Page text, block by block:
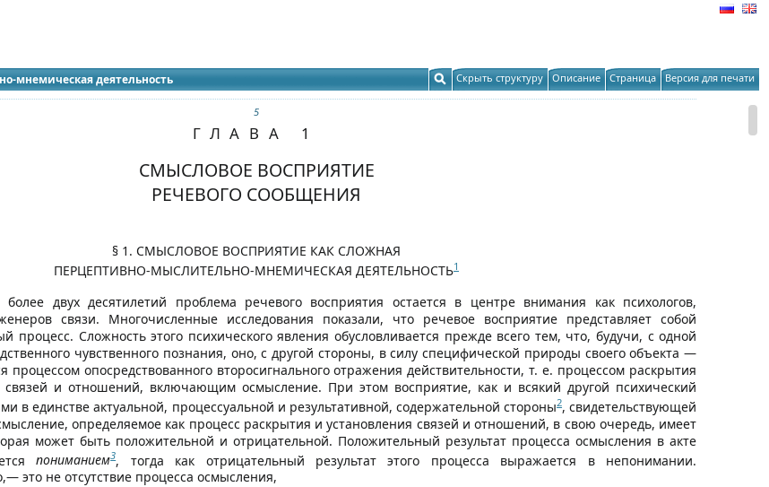
мнемическая деятельность Скрыть структуру Описание Страница Версия для печати
5
ГЛАВА 1
СМЫСЛОВОЕ ВОСПРИЯТИЕ
РЕЧЕВОГО СООБЩЕНИЯ
§ 1. СМЫСЛОВОЕ ВОСПРИЯТИЕ КАК СЛОЖНАЯ
ПЕРЦЕПТИВНО-МЫСЛИТЕЛЬНО-МНЕМИЧЕСКАЯ ДЕЯТЕЛЬНОСТЬ1
двух десятилетий проблема речевого восприятия остается в центре внимания как психологов,
связи. Многочисленные исследования показали, что речевое восприятие представляет собой
процесс. Сложность этого психического явления обусловливается прежде всего тем, что, будучи, с одной
чувственного познания, оно, с другой стороны, в силу специфической природы своего объекта —
процессом опосредствованного второсигнального отражения действительности, т. е. процессом раскрытия
связей и отношений, включающим осмысление. При этом восприятие, как и всякий другой психический
в единстве актуальной, процессуальной и результативной, содержательной стороны2, свидетельствующей
определяемое как процесс раскрытия и установления связей и отношений, в свою очередь, имеет
может быть положительной и отрицательной. Положительный результат процесса осмысления в акте
пониманием3, тогда как отрицательный результат этого процесса выражается в непонимании.
это не отсутствие процесса осмысления,